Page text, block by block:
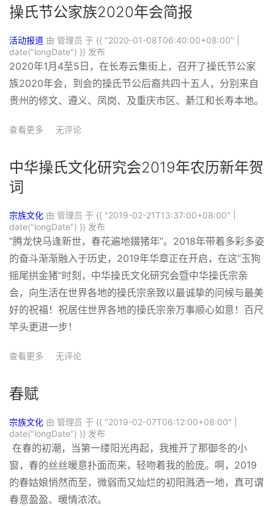
操氏节公家族2020年会简报
活动报道 由 管理员 于 {{ "2020-01-08T06:40:00+08:00" |
date("longDate") }} 发布
2020年1月4至5日，在长寿云集街上，召开了操氏节公家
族2020年会，到会的操氏节公后裔共四十五人，分别来自
贵州的修文、遵义、凤岗、及重庆市区、綦江和长寿本地。
查看更多 无评论
中华操氏文化研究会2019年农历新年贺
词
宗族文化 由 管理员 于 {{ "2019-02-21T13:37:00+08:00" |
date("longDate") }} 发布
“腾龙快马逢新世，春花遍地錣猪年”。2018年带着多彩多姿
的奋斗渐渐融入于历史，2019年华章正在开启，在这“玉狗
摇尾拱金猪”时刻，中华操氏文化研究会暨中华操氏宗亲
会，向生活在世界各地的操氏宗亲致以最诚挚的问候与最美
好的祝福！祝居住世界各地的操氏宗亲万事顺心如意！百尺
竿头更进一步！
查看更多 无评论
春赋
宗族文化 由 管理员 于 {{ "2019-02-07T06:12:00+08:00" |
date("longDate") }} 发布
在春的初潮，当第一缕阳光冉起，我推开了那御冬的小
窗，春的丝丝暖意扑面而来，轻吻着我的脸庞。啊，2019
的春姑娘悄然而至，微弱而又灿烂的初阳溅洒一地，真可谓
春意盈盈、暖情浓浓。